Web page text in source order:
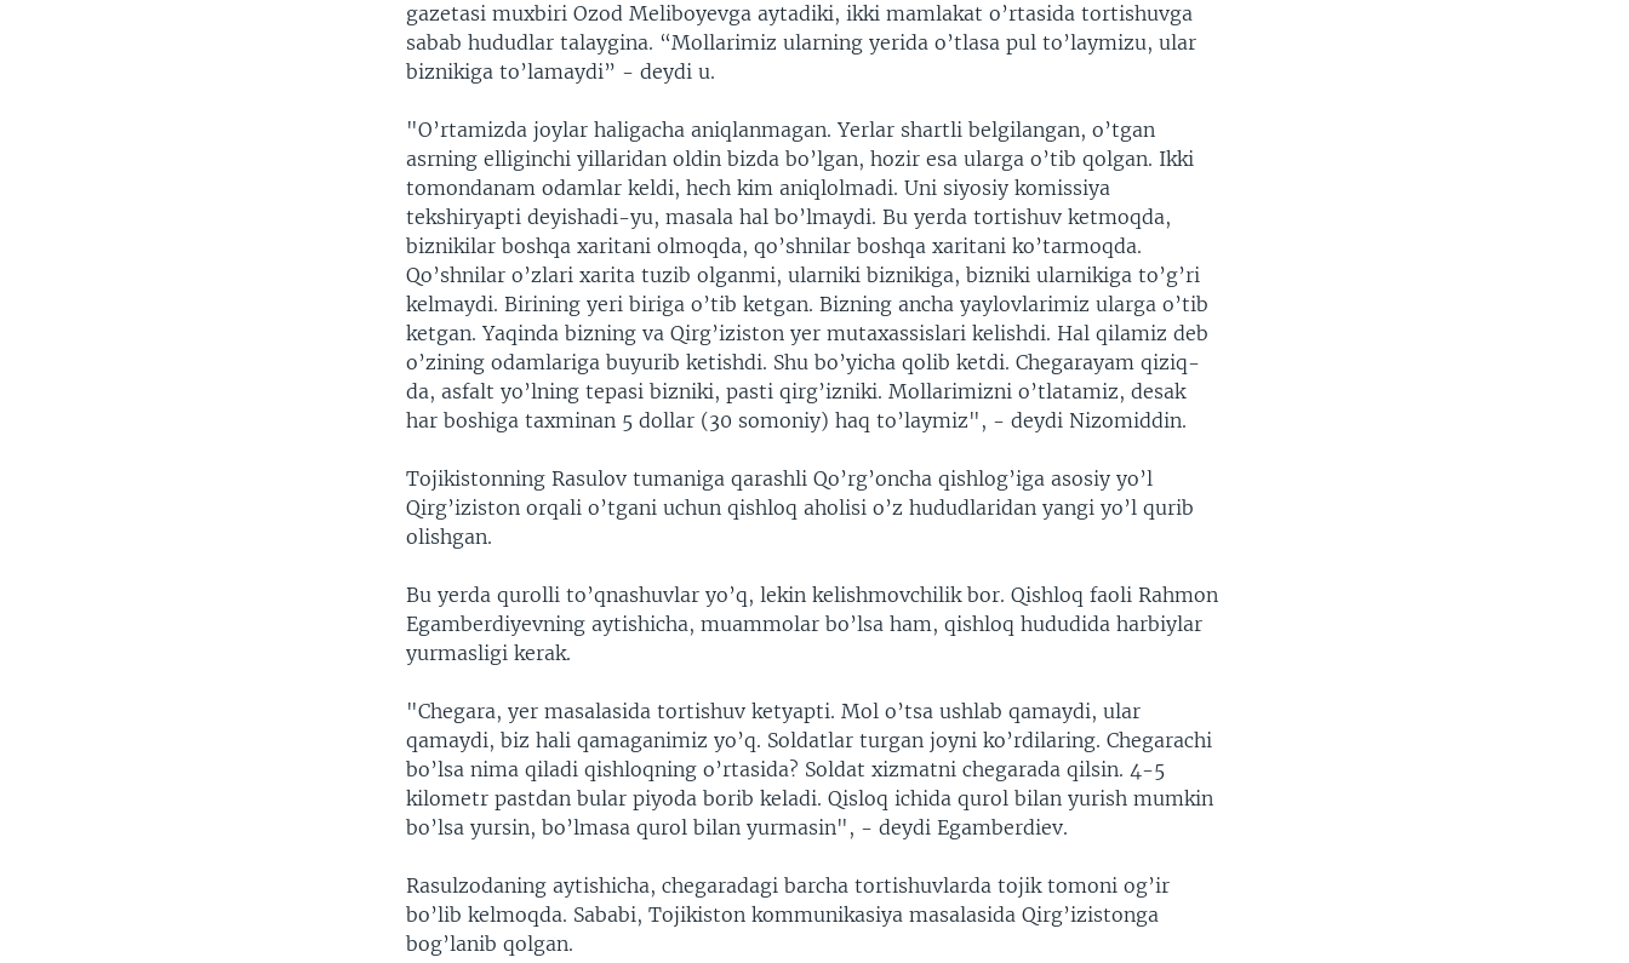
gazetasi muxbiri Ozod Meliboyevga aytadiki, ikki mamlakat o’rtasida tortishuvga
sabab hududlar talaygina. “Mollarimiz ularning yerida o’tlasa pul to’laymizu, ular
biznikiga to’lamaydi” - deydi u.
"O’rtamizda joylar haligacha aniqlanmagan. Yerlar shartli belgilangan, o’tgan
asrning elliginchi yillaridan oldin bizda bo’lgan, hozir esa ularga o’tib qolgan. Ikki
tomondanam odamlar keldi, hech kim aniqlolmadi. Uni siyosiy komissiya
tekshiryapti deyishadi-yu, masala hal bo’lmaydi. Bu yerda tortishuv ketmoqda,
biznikilar boshqa xaritani olmoqda, qo’shnilar boshqa xaritani ko’tarmoqda.
Qo’shnilar o’zlari xarita tuzib olganmi, ularniki biznikiga, bizniki ularnikiga to’g’ri
kelmaydi. Birining yeri biriga o’tib ketgan. Bizning ancha yaylovlarimiz ularga o’tib
ketgan. Yaqinda bizning va Qirg’iziston yer mutaxassislari kelishdi. Hal qilamiz deb
o’zining odamlariga buyurib ketishdi. Shu bo’yicha qolib ketdi. Chegarayam qiziq-
da, asfalt yo’lning tepasi bizniki, pasti qirg’izniki. Mollarimizni o’tlatamiz, desak
har boshiga taxminan 5 dollar (30 somoniy) haq to’laymiz", - deydi Nizomiddin.
Tojikistonning Rasulov tumaniga qarashli Qo’rg’oncha qishlog’iga asosiy yo’l
Qirg’iziston orqali o’tgani uchun qishloq aholisi o’z hududlaridan yangi yo’l qurib
olishgan.
Bu yerda qurolli to’qnashuvlar yo’q, lekin kelishmovchilik bor. Qishloq faoli Rahmon
Egamberdiyevning aytishicha, muammolar bo’lsa ham, qishloq hududida harbiylar
yurmasligi kerak.
"Chegara, yer masalasida tortishuv ketyapti. Mol o’tsa ushlab qamaydi, ular
qamaydi, biz hali qamaganimiz yo’q. Soldatlar turgan joyni ko’rdilaring. Chegarachi
bo’lsa nima qiladi qishloqning o’rtasida? Soldat xizmatni chegarada qilsin. 4-5
kilometr pastdan bular piyoda borib keladi. Qisloq ichida qurol bilan yurish mumkin
bo’lsa yursin, bo’lmasa qurol bilan yurmasin", - deydi Egamberdiev.
Rasulzodaning aytishicha, chegaradagi barcha tortishuvlarda tojik tomoni og’ir
bo’lib kelmoqda. Sababi, Tojikiston kommunikasiya masalasida Qirg’izistonga
bog’lanib qolgan.